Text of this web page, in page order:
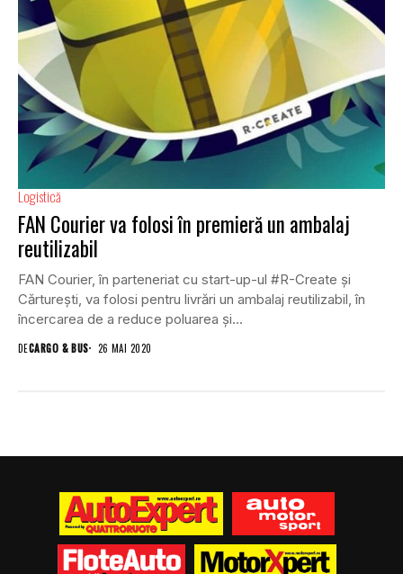
Logistică
FAN Courier va folosi în premieră un ambalaj
reutilizabil
FAN Courier, în parteneriat cu start-up-ul #R-Create și
Cărturești, va folosi pentru livrări un ambalaj reutilizabil, în
încercarea de a reduce poluarea și...
DECARGO & BUS 26 MAI 2020